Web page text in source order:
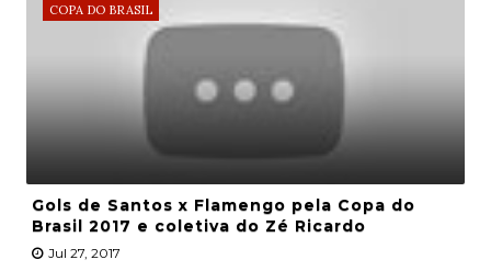
COPA DO BRASIL
Gols de Santos x Flamengo pela Copa do
Brasil 2017 e coletiva do Zé Ricardo
Jul 27, 2017